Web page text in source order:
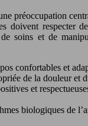
préoccupation
doivent respecter
de soins et de
confortables et
de la douleur et
et
biologiques de